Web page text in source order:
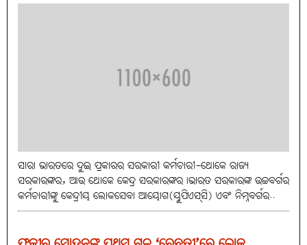
ସାରା ଭାରତରେ ଦୁଇ ପ୍ରକାରର ସରକାରୀ କର୍ମଚାରୀ-ଥୋକେ ରାଜ୍ୟ
ସରକାରଙ୍କର, ଆଉ ଥୋକେ କେନ୍ଦ୍ର ସରକାରଙ୍କର।ଭାରତ ସରକାରଙ୍କ ଉଚ୍ଚବର୍ଗର
କର୍ମଚାରୀଙ୍କୁ କେନ୍ଦ୍ରୀୟ ଲୋକସେବା ଆୟୋଗ(ୟୁପିଏସ୍‌ସି) ଏବଂ ନିମ୍ନବର୍ଗର..